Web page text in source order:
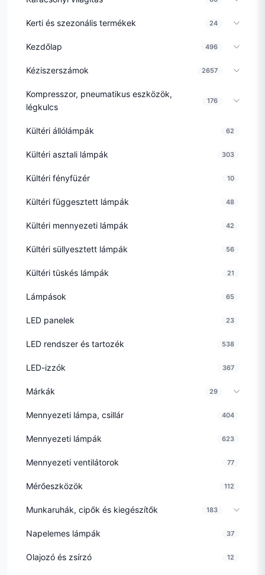
Kerti és szezonális termékek 24
Kezdőlap 496
Kéziszerszámok 2657
Kompresszor, pneumatikus eszközök,
légkulcs
176
Kültéri állólámpák 62
Kültéri asztali lámpák 303
Kültéri fényfüzér 10
Kültéri függesztett lámpák 48
Kültéri mennyezeti lámpák 42
Kültéri süllyesztett lámpák 56
Kültéri tüskés lámpák 21
Lámpások 65
LED panelek 23
LED rendszer és tartozék 538
LED-izzók 367
Márkák 29
Mennyezeti lámpa, csillár 404
Mennyezeti lámpák 623
Mennyezeti ventilátorok 77
Mérőeszközök 112
Munkaruhák, cipők és kiegészítők 183
Napelemes lámpák 37
Olajozó és zsírzó 12